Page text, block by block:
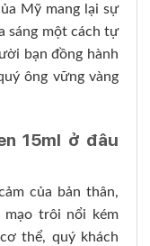
Mỹ mang lại sự
sáng một cách tự
bạn đồng hành
ông vững vàng
15ml ở đâu
của bản thân,
mạo trôi nổi kém
thể, quý khách